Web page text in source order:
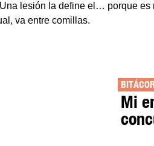
lesión la define el… porque
va entre comillas.
Mi